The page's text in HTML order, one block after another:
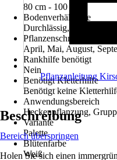
80 cm - 100 cm
Bodenverhältnisse
Durchlässig, Humos
Pflanzenschnitt
April, Mai, August,
Rankhilfe benötigt
Nein
Benötigt Kletterhilfe
Benötigt keine
Anwendungsbereich
Heckenpflanzung,
Variante
Palette
Blütenfarbe
Weiß
Pflanzanleitung
Beschreibung
Bereich überspringen
Holen Sie sich einen